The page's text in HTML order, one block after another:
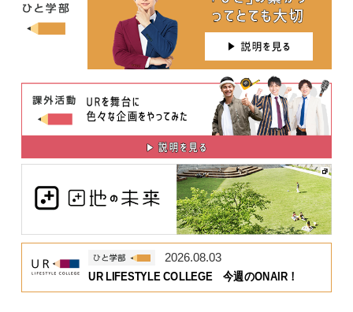
2026.08.03
UR LIFESTYLE COLLEGE 今週のONAIR！